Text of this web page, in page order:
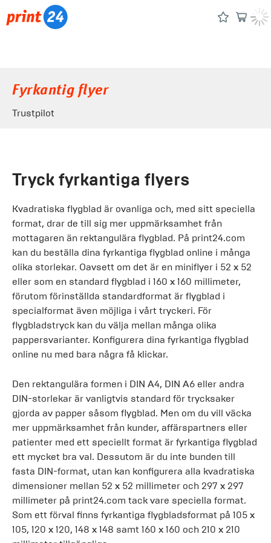
Fyrkantig flyer
Trustpilot
Tryck fyrkantiga flyers
Kvadratiska flygblad är ovanliga och, med sitt speciella
format, drar de till sig mer uppmärksamhet från
mottagaren än rektangulära flygblad. På print24.com
kan du beställa dina fyrkantiga flygblad online i många
olika storlekar. Oavsett om det är en miniflyer i 52 x 52
eller som en standard flygblad i 160 x 160 millimeter,
förutom förinställda standardformat är flygblad i
specialformat även möjliga i vårt tryckeri. För
flygbladstryck kan du välja mellan många olika
pappersvarianter. Konfigurera dina fyrkantiga flygblad
online nu med bara några få klickar.
Den rektangulära formen i DIN A4, DIN A6 eller andra
DIN-storlekar är vanligtvis standard för trycksaker
gjorda av papper såsom flygblad. Men om du vill väcka
mer uppmärksamhet från kunder, affärspartners eller
patienter med ett speciellt format är fyrkantiga flygblad
ett mycket bra val. Dessutom är du inte bunden till
fasta DIN-format, utan kan konfigurera alla kvadratiska
dimensioner mellan 52 x 52 millimeter och 297 x 297
millimeter på print24.com tack vare speciella format.
Som ett förval finns fyrkantiga flygbladsformat på 105 x
105, 120 x 120, 148 x 148 samt 160 x 160 och 210 x 210